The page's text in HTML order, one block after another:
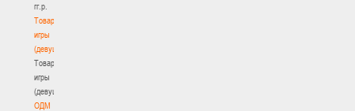
гг.р.
Товарищеские
игры
(девушки)
Товарищеские
игры
(девушки)
ОДМ